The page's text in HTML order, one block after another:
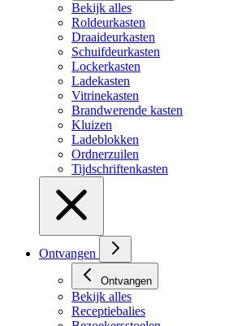
Bekijk alles
Roldeurkasten
Draaideurkasten
Schuifdeurkasten
Lockerkasten
Ladekasten
Vitrinekasten
Brandwerende kasten
Kluizen
Ladeblokken
Ordnerzuilen
Tijdschriftenkasten
Ontvangen
Ontvangen
Bekijk alles
Receptiebalies